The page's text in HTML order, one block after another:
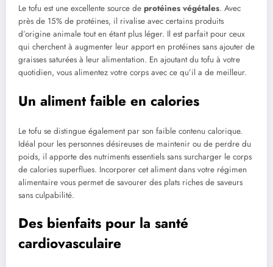
Le tofu est une excellente source de protéines végétales. Avec
près de 15% de protéines, il rivalise avec certains produits
d’origine animale tout en étant plus léger. Il est parfait pour ceux
qui cherchent à augmenter leur apport en protéines sans ajouter de
graisses saturées à leur alimentation. En ajoutant du tofu à votre
quotidien, vous alimentez votre corps avec ce qu’il a de meilleur.
Un aliment faible en calories
Le tofu se distingue également par son faible contenu calorique.
Idéal pour les personnes désireuses de maintenir ou de perdre du
poids, il apporte des nutriments essentiels sans surcharger le corps
de calories superflues. Incorporer cet aliment dans votre régimen
alimentaire vous permet de savourer des plats riches de saveurs
sans culpabilité.
Des bienfaits pour la santé
cardiovasculaire